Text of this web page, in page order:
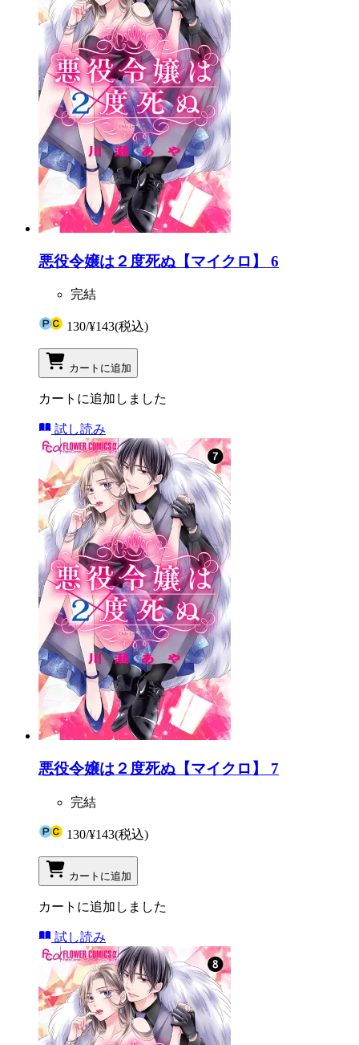
悪役令嬢は２度死ぬ【マイクロ】 6
完結
130/¥143(税込)
カートに追加
カートに追加しました
試し読み
悪役令嬢は２度死ぬ【マイクロ】 7
完結
130/¥143(税込)
カートに追加
カートに追加しました
試し読み